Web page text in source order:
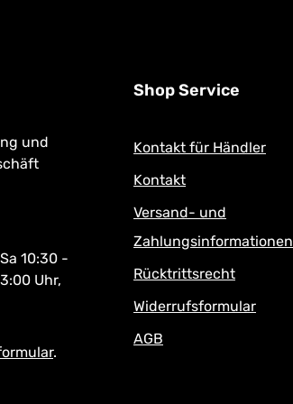
und
10:30 -
Uhr,
.
Shop Service
Kontakt für Händler
Kontakt
Versand- und
Zahlungsinformationen
Rücktrittsrecht
Widerrufsformular
AGB